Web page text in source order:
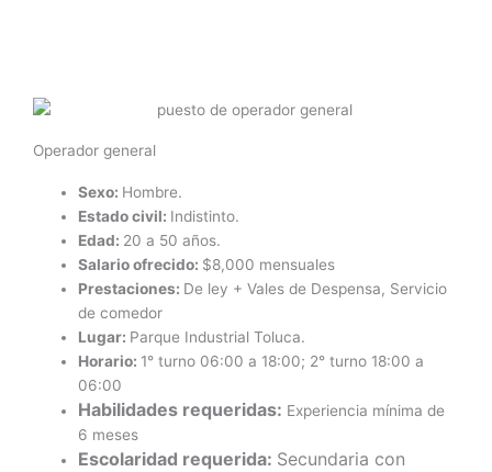
Operador general
Sexo: Hombre.
Estado civil: Indistinto.
Edad: 20 a 50 años.
Salario ofrecido: $8,000 mensuales
Prestaciones: De ley + Vales de Despensa, Servicio
de comedor
Lugar: Parque Industrial Toluca.
Horario: 1° turno 06:00 a 18:00; 2° turno 18:00 a
06:00
Habilidades requeridas: Experiencia mínima de
6 meses
Escolaridad requerida: Secundaria con